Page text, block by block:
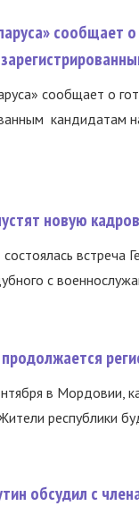
сообщает о
сообщает о
кандидатам
новую
встреча
с
в Мордовии,
республики
обсудил с